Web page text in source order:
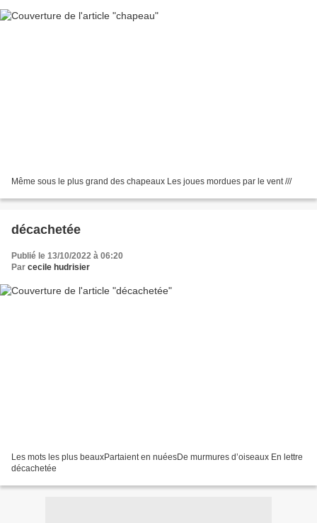
Même sous le plus grand des chapeaux Les joues mordues par le vent ///
décachetée
Publié le 13/10/2022 à 06:20
Par cecile hudrisier
Les mots les plus beauxPartaient en nuéesDe murmures d’oiseaux En lettre
décachetée